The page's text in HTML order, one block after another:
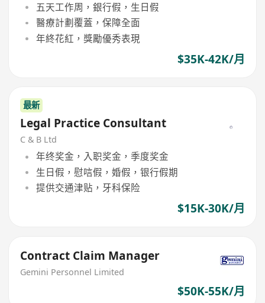
五天工作周，銀行假，生日假
醫療計劃覆蓋，保障全面
年終花紅，獎勵優秀表現
$35K-42K/月
最新
Legal Practice Consultant
C & B Ltd
年终奖金，入职奖金，季度奖金
生日假，慰唁假，婚假，银行假期
提供交通津贴，牙科保险
$15K-30K/月
Contract Claim Manager
Gemini Personnel Limited
$50K-55K/月